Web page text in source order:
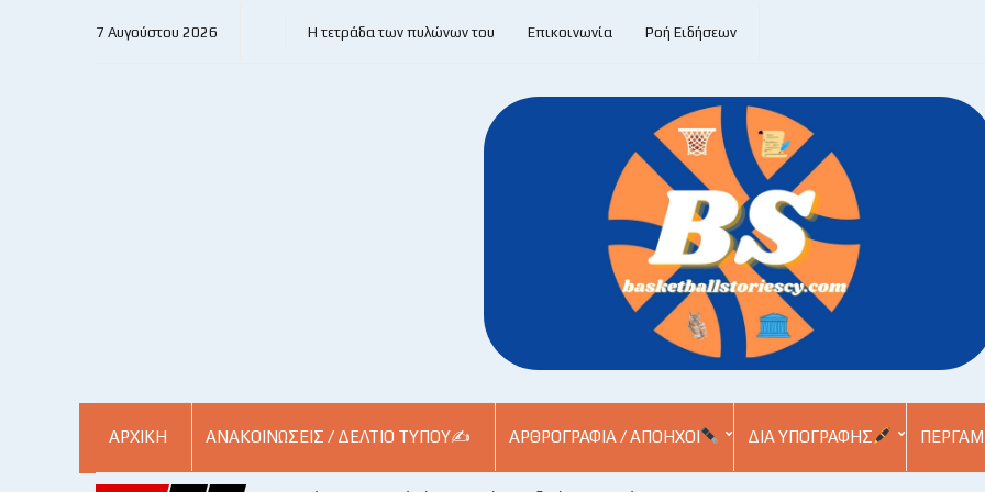
7 Αυγούστου 2026 Η τετράδα των πυλώνων του Επικοινωνία Ροή Ειδήσεων
ΑΡΧΙΚΗ ΑΝΑΚΟΙΝΏΣΕΙΣ / ΔΕΛΤΊΟ ΤΎΠΟΥ✍ ΑΡΘΡΟΓΡΑΦΊΑ / ΑΠΌΗΧΟΙ ΔΙΑ ΥΠΟΓΡΑΦΉΣ